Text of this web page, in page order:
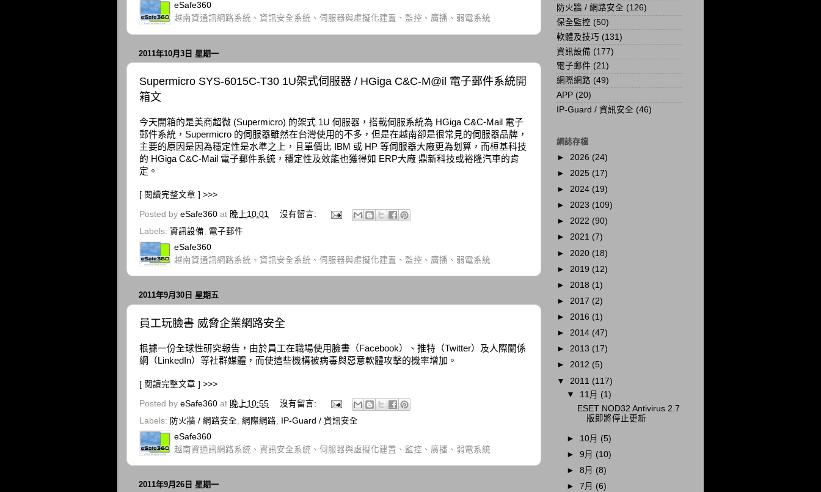
eSafe360
越南資通訊網路系統、資訊安全系統、伺服器與虛擬化建置、監控、廣播、弱電系統
2011年10月3日 星期一
Supermicro SYS-6015C-T30 1U架式伺服器 / HGiga C&C-M@il 電子郵件系統開
箱文
今天開箱的是美商超微 (Supermicro) 的架式 1U 伺服器，搭載伺服系統為 HGiga C&C-Mail 電子
郵件系統，Supermicro 的伺服器雖然在台灣使用的不多，但是在越南卻是很常見的伺服器品牌，
主要的原因是因為穩定性是水準之上，且單價比 IBM 或 HP 等伺服器大廠更為划算，而桓基科技
的 HGiga C&C-Mail 電子郵件系統，穩定性及效能也獲得如 ERP大廠 鼎新科技或裕隆汽車的肯
定。
[ 閱讀完整文章 ] >>>
Posted by eSafe360 at 晚上10:01
沒有留言:
Labels: 資訊設備
電子郵件
eSafe360
越南資通訊網路系統、資訊安全系統、伺服器與虛擬化建置、監控、廣播、弱電系統
2011年9月30日 星期五
員工玩臉書 威脅企業網路安全
根據一份全球性研究報告，由於員工在職場使用臉書（Facebook）、推特（Twitter）及人際關係
網（LinkedIn）等社群媒體，而使這些機構被病毒與惡意軟體攻擊的機率增加。
[ 閱讀完整文章 ] >>>
Posted by eSafe360 at 晚上10:55
沒有留言:
Labels: 防火牆 / 網路安全 網際網路
IP-Guard / 資訊安全
eSafe360
越南資通訊網路系統、資訊安全系統、伺服器與虛擬化建置、監控、廣播、弱電系統
2011年9月26日 星期一
防火牆 / 網路安全 (126)
保全監控 (50)
軟體及技巧 (131)
資訊設備 (177)
電子郵件 (21)
網際網路 (49)
APP (20)
IP-Guard / 資訊安全 (46)
網誌存檔
► 2026 (24)
► 2025 (17)
► 2024 (19)
► 2023 (109)
► 2022 (90)
► 2021 (7)
► 2020 (18)
► 2019 (12)
► 2018 (1)
► 2017 (2)
► 2016 (1)
► 2014 (47)
► 2013 (17)
► 2012 (5)
▼ 2011 (117)
▼ 11月 (1)
ESET NOD32 Antivirus 2.7
版即將停止更新
► 10月 (5)
►9月 (10)
►8月 (8)
►7月 (6)